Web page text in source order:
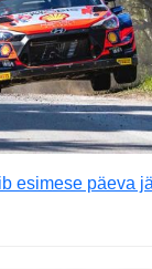
esimese päeva